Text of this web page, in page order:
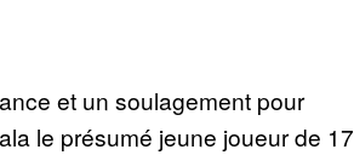
et un soulagement pour
le présumé jeune joueur de 17